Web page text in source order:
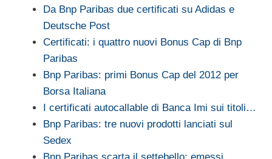
Da Bnp Paribas due certificati su Adidas e
Deutsche Post
Certificati: i quattro nuovi Bonus Cap di Bnp
Paribas
Bnp Paribas: primi Bonus Cap del 2012 per
Borsa Italiana
I certificati autocallable di Banca Imi sui titoli…
Bnp Paribas: tre nuovi prodotti lanciati sul
Sedex